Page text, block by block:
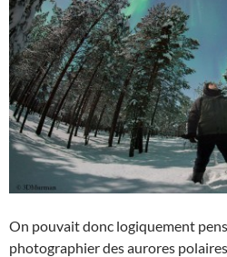
On pouvait donc logiquement
photographier des aurores